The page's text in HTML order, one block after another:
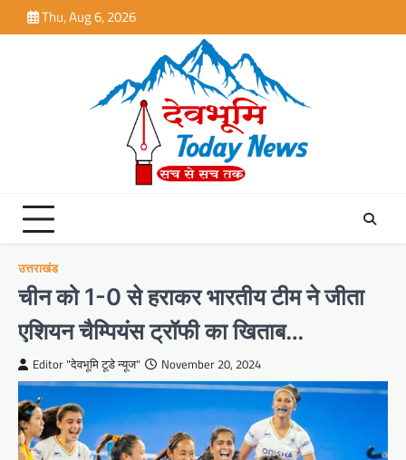
to
Thu, Aug 6, 2026
उत्तराखंड
चीन को 1-0 से हराकर भारतीय टीम ने जीता
एशियन चैम्पियंस ट्रॉफी का खिताब…
Editor "देवभूमि टूडे न्यूज" November 20, 2024